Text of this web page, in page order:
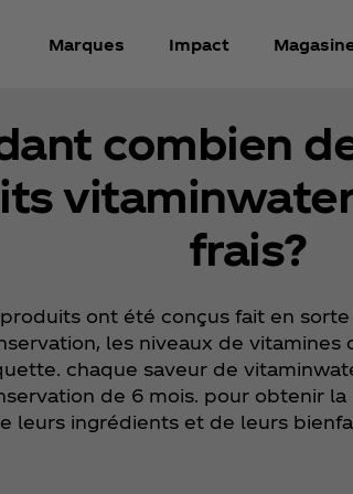
Marques Impact
combien
frais?
ont été conçus fait en
les niveaux de vitamines
chaque saveur de
de 6 mois. pour obtenir
leurs ingrédients et de leurs